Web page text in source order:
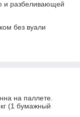
и разбеливающей
без вуали
на паллете.
(1 бумажный